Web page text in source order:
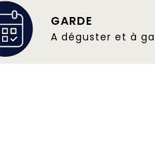
GARDE
A déguster et à